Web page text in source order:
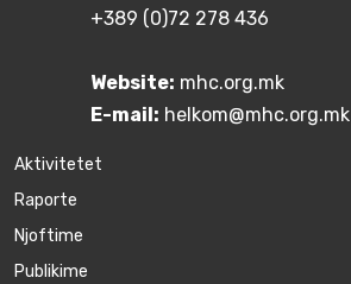
+389 (0)72 278 436
Website: mhc.org.mk
E-mail: helkom@mhc.org.mk
Aktivitetet
Raporte
Njoftime
Publikime